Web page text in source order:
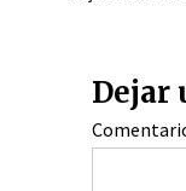
Dejar